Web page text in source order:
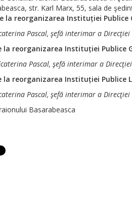
str. Karl Marx, 55, sala de
la reorganizarea Instituției Publice
Pascal, şefă interimar a
la reorganizarea Instituției Publice
Pascal, şefă interimar a
la reorganizarea Instituției Publice
Pascal, şefă interimar a
raionului